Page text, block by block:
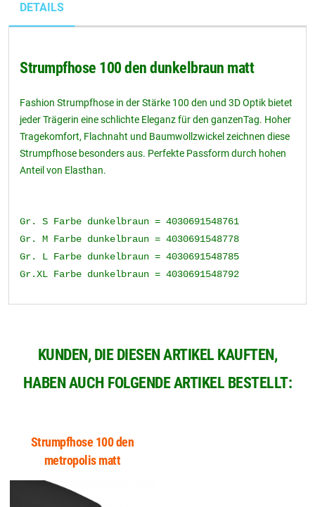
DETAILS
Strumpfhose 100 den dunkelbraun matt
Fashion Strumpfhose in der Stärke 100 den und 3D Optik bietet
jeder Trägerin eine schlichte Eleganz für den ganzenTag. Hoher
Tragekomfort, Flachnaht und Baumwollzwickel zeichnen diese
Strumpfhose besonders aus. Perfekte Passform durch hohen
Anteil von Elasthan.
Gr. S Farbe dunkelbraun = 4030691548761
Gr. M Farbe dunkelbraun = 4030691548778
Gr. L Farbe dunkelbraun = 4030691548785
Gr.XL Farbe dunkelbraun = 4030691548792
KUNDEN, DIE DIESEN ARTIKEL KAUFTEN,
HABEN AUCH FOLGENDE ARTIKEL BESTELLT:
Strumpfhose 100 den
metropolis matt